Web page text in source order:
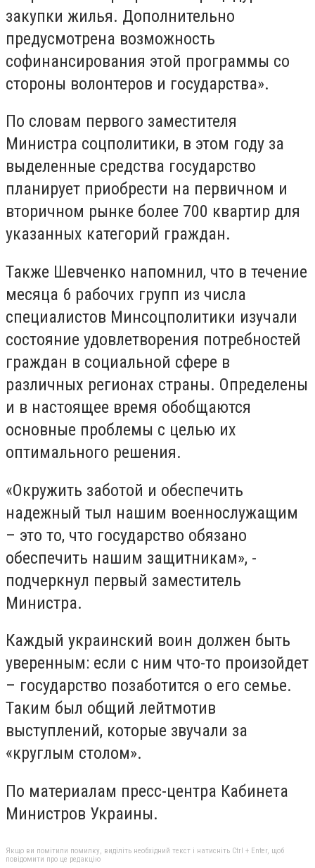
закупки жилья. Дополнительно
предусмотрена возможность
софинансирования этой программы со
стороны волонтеров и государства».
По словам первого заместителя
Министра соцполитики, в этом году за
выделенные средства государство
планирует приобрести на первичном и
вторичном рынке более 700 квартир для
указанных категорий граждан.
Также Шевченко напомнил, что в течение
месяца 6 рабочих групп из числа
специалистов Минсоцполитики изучали
состояние удовлетворения потребностей
граждан в социальной сфере в
различных регионах страны. Определены
и в настоящее время обобщаются
основные проблемы с целью их
оптимального решения.
«Окружить заботой и обеспечить
надежный тыл нашим военнослужащим
– это то, что государство обязано
обеспечить нашим защитникам», -
подчеркнул первый заместитель
Министра.
Каждый украинский воин должен быть
уверенным: если с ним что-то произойдет
– государство позаботится о его семье.
Таким был общий лейтмотив
выступлений, которые звучали за
«круглым столом».
По материалам пресс-центра Кабинета
Министров Украины.
Якщо ви помітили помилку, виділіть необхідний текст і натисніть Ctrl + Enter, щоб
повідомити про це редакцію